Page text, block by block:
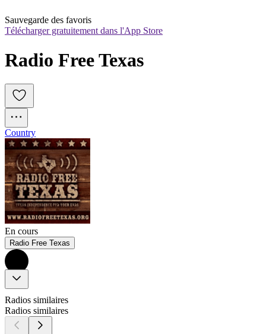
Sauvegarde des favoris
Télécharger gratuitement dans l'App Store
Radio Free Texas
Country
En cours
Radio Free Texas
Radios similaires
Radios similaires